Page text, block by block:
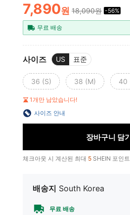
PRICE AND
7,890원 18,090원 -56%
무료 배송
사이즈 US 표준
36 (S) 38 (M) 40
1개만 남았습니다!
사이즈 안내
장바구니 담
체크아웃 시 계산된 최대 5 SHEIN 포인
배송지 South Korea
무료 배송